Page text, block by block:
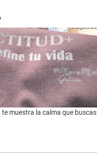
te muestra la calma que buscas